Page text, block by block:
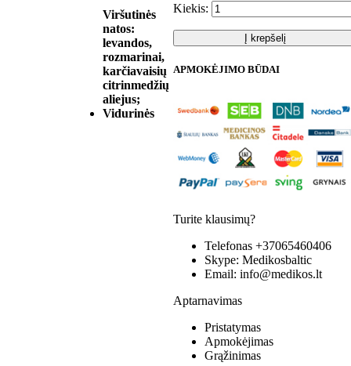
Kiekis:
Į krepšelį
APMOKĖJIMO BŪDAI
Turite klausimų?
Telefonas +37065460406
Skype: Medikosbaltic
Email: info@medikos.lt
Aptarnavimas
Pristatymas
Apmokėjimas
Grąžinimas
Viršutinės
natos:
levandos,
rozmarinai,
karčiavaisių
citrinmedžių
aliejus;
Vidurinės